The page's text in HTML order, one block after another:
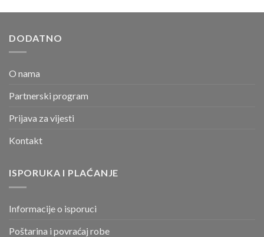
DODATNO
O nama
Partnerski program
Prijava za vijesti
Kontakt
ISPORUKA I PLAĆANJE
Informacije o isporuci
Poštarina i povraćaj robe